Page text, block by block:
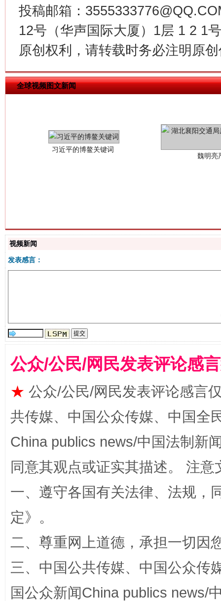
投稿邮箱：
12号（华声国际大厦）1层 1 2 1
原创权利，请转载时务必注明原
全球视频图文新闻习近平的博鳌关键词
魏明亮
揭批美国五大"原罪" "炒
解纷+调解+退费，一次搞定
视频新闻
发表感言：
公众/公民/网民发表评论感
★ 公众/公民/网民发表评论感言
共传媒、中国公众传媒、中国全
China publics news/中国法制新
同意其观点或证实其描述。 注
一、遵守各国有关法律、法规，
定》。
二、尊重网上道德，承担一切因
三、中国公共传媒、中国公众传
国公众新闻China publics news/